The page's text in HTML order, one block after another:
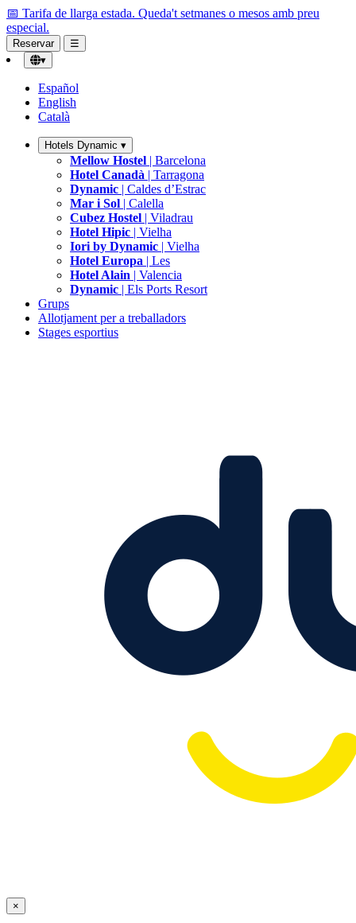
📅 Tarifa de llarga estada. Queda't setmanes o mesos amb preu
especial.
Reservar
☰
▾
Español
English
Català
Hotels Dynamic ▾
Mellow Hostel | Barcelona
Hotel Canadà | Tarragona
Dynamic | Caldes d’Estrac
Mar i Sol | Calella
Cubez Hostel | Viladrau
Hotel Hipic | Vielha
Iori by Dynamic | Vielha
Hotel Europa | Les
Hotel Alain | Valencia
Dynamic | Els Ports Resort
Grups
Allotjament per a treballadors
Stages esportius
×